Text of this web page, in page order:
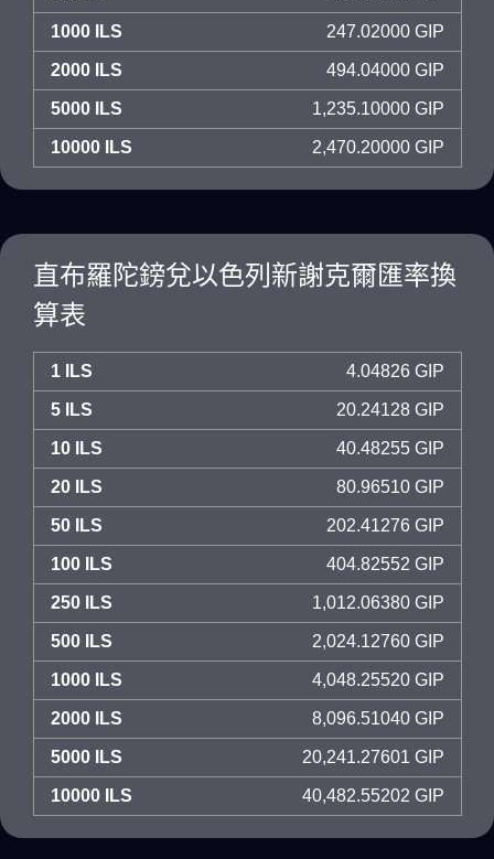
1000 ILS 247.02000 GIP
2000 ILS 494.04000 GIP
5000 ILS 1,235.10000 GIP
10000 ILS 2,470.20000 GIP
直布羅陀鎊兌以色列新謝克爾匯率換
算表
1 ILS 4.04826 GIP
5 ILS 20.24128 GIP
10 ILS 40.48255 GIP
20 ILS 80.96510 GIP
50 ILS 202.41276 GIP
100 ILS 404.82552 GIP
250 ILS 1,012.06380 GIP
500 ILS 2,024.12760 GIP
1000 ILS 4,048.25520 GIP
2000 ILS 8,096.51040 GIP
5000 ILS 20,241.27601 GIP
10000 ILS 40,482.55202 GIP